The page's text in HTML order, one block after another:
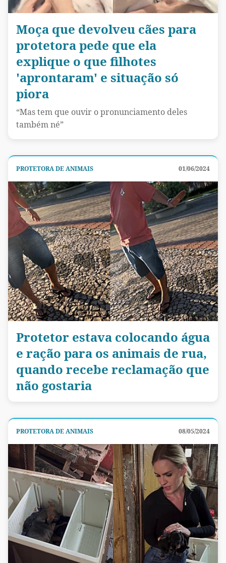
Moça que devolveu cães para
protetora pede que ela
explique o que filhotes
'aprontaram' e situação só
piora
“Mas tem que ouvir o pronunciamento deles
também né”
PROTETORA DE ANIMAIS 01/06/2024
Protetor estava colocando água
e ração para os animais de rua,
quando recebe reclamação que
não gostaria
PROTETORA DE ANIMAIS 08/05/2024